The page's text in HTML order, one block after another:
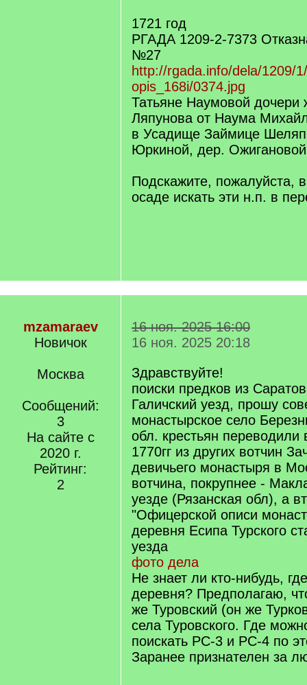
1721 год
РГАДА 1209-2-7373
№27
http://rgada.info/dela/1209/
opis_168i/0374.jpg
Татьяне Наумовой
Ляпунова от Наума
в Усадище Займице
Юркиной, дер.
Подскажите, пожалуйста,
осаде искать эти н.п. в
mzamaraev
Новичок
Москва
Сообщений:
3
На сайте с
2020 г.
Рейтинг:
2
16 ноя. 2025 16:00
16 ноя. 2025 20:18
Здравствуйте!
поиски предков из
Галичский уезд, прошу
монастырское село
обл. крестьян переводили
1770гг из других вотчин
девичьего монастыря в
вотчина, покрупнее -
уезде (Рязанская обл), а
"Офицерской описи
деревня Есипа Турского
уезда
фото дела
Не знает ли кто-нибудь,
деревня? Предполагаю,
же Туровский (он же
села Туровского. Где
поискать РС-3 и РС-4 по
Заранее признателен за